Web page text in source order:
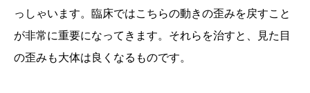
っしゃいます。臨床ではこちらの動きの歪みを戻すこと
が非常に重要になってきます。それらを治すと、見た目
の歪みも大体は良くなるものです。